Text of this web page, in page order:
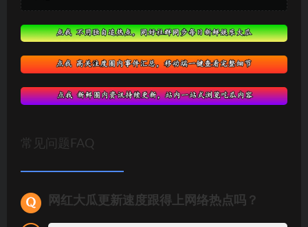
常见问题FAQ
网红大瓜更新速度跟得上网络热点吗？